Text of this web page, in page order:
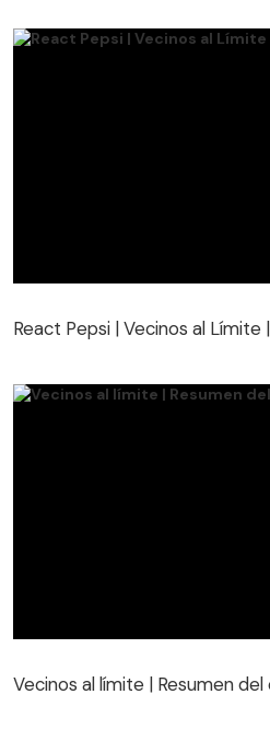
React Pepsi | Vecinos al Límite
Vecinos al límite | Resumen